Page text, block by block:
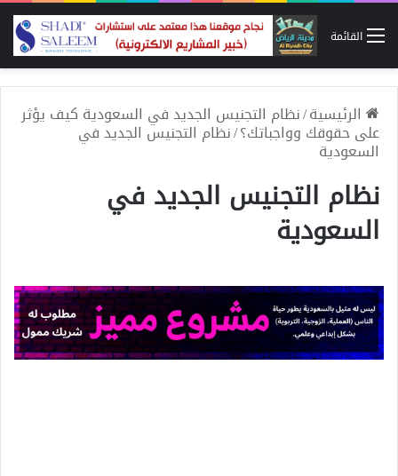
القائمة
الرئيسية/نظام التجنيس الجديد في السعودية كيف يؤثر
على حقوقك وواجباتك؟/نظام التجنيس الجديد في
السعودية
نظام التجنيس الجديد في
السعودية